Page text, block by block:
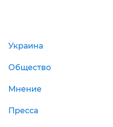
Украина
Общество
Мнение
Пресса